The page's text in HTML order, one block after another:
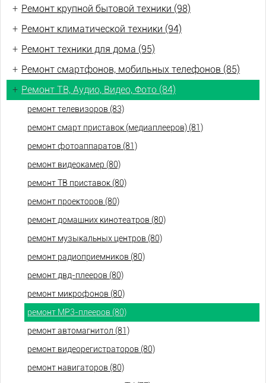
+ Ремонт крупной бытовой техники (98)
+ Ремонт климатической техники (94)
+ Ремонт техники для дома (95)
+ Ремонт смартфонов, мобильных телефонов (85)
+ Ремонт ТВ, Аудио, Видео, Фото (84)
ремонт телевизоров (83)
ремонт смарт приставок (медиаплееров) (81)
ремонт фотоаппаратов (81)
ремонт видеокамер (80)
ремонт ТВ приставок (80)
ремонт проекторов (80)
ремонт домашних кинотеатров (80)
ремонт музыкальных центров (80)
ремонт радиоприемников (80)
ремонт двд-плееров (80)
ремонт микрофонов (80)
ремонт МР3-плееров (80)
ремонт автомагнитол (81)
ремонт видеорегистраторов (80)
ремонт навигаторов (80)